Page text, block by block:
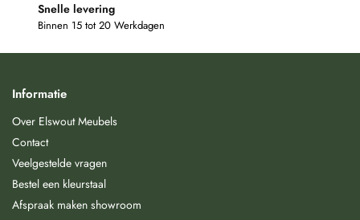
Snelle levering
Binnen 15 tot 20 Werkdagen
Informatie
Over Elswout Meubels
Contact
Veelgestelde vragen
Bestel een kleurstaal
Afspraak maken showroom